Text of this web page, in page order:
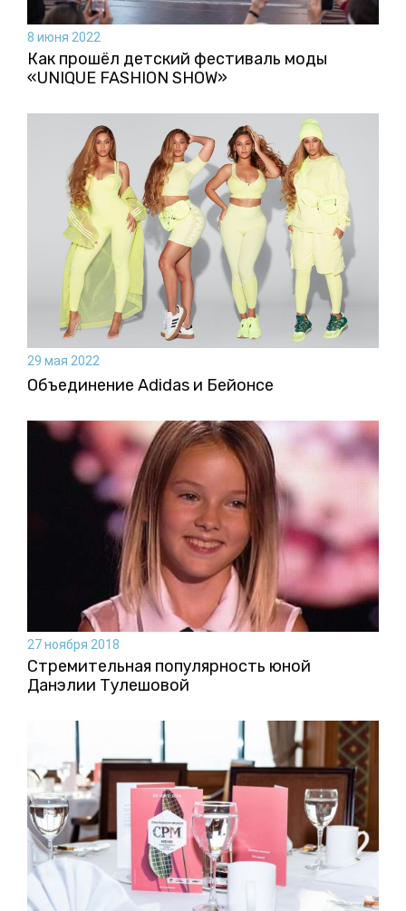
8 июня 2022
Как прошёл детский фестиваль моды
«UNIQUE FASHION SHOW»
29 мая 2022
Объединение Adidas и Бейонсе
27 ноября 2018
Стремительная популярность юной
Данэлии Тулешовой